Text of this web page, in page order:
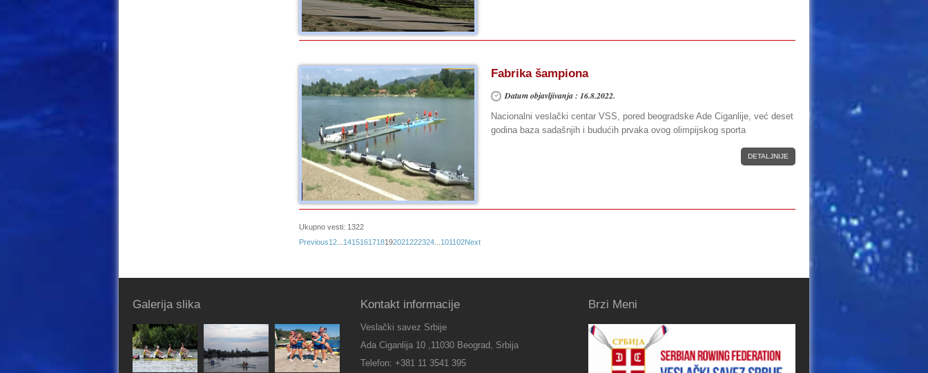
Fabrika šampiona
Datum objavljivanja : 16.8.2022.
Nacionalni veslački centar VSS, pored beogradske Ade Ciganlije, već deset
godina baza sadašnjih i budućih prvaka ovog olimpijskog sporta
DETALJNIJE
Ukupno vesti: 1322
Previous12 1415161718192021222324 101102Next
Galerija slika Kontakt informacije
Veslački savez Srbije
Ada Ciganlija 10 ,11030 Beograd, Srbija
Telefon: +381 11 3541 395
Brzi Meni